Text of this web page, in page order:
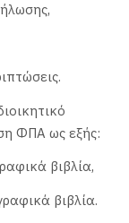
ΦΠΑ ως εξής:
βιβλία,
βιβλία.